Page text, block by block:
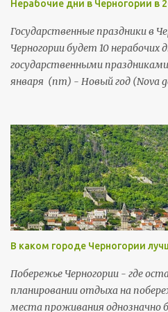
Нерабочие дни в Черногории в
Государственные праздники в
Черногории будет 10 нерабочих
государственными
января (пт) - Новый год (Nova
и 14 июля (вт) - День
13 ноября (пт) и 14 ноября (сб)
dan), праздник черногорской
В каком городе Черногории
Побережье Черногории - где
планировании отдыха на
места проживания однозначно